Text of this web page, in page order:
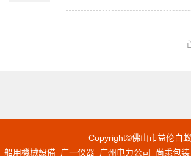
Copyright©佛山市益伦白
船用機械設備 广一仪器 广州电力公司 尚乘包装